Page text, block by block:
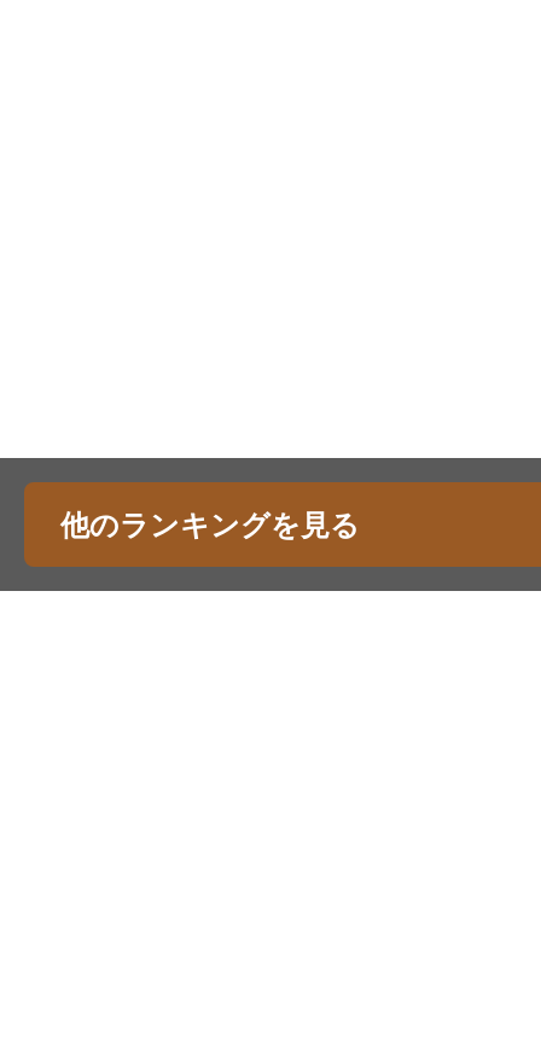
他のランキングを見る